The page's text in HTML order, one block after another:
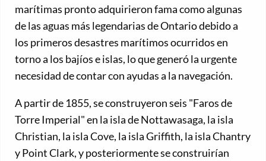
marítimas pronto adquirieron fama como algunas
de las aguas más legendarias de Ontario debido a
los primeros desastres marítimos ocurridos en
torno a los bajíos e islas, lo que generó la urgente
necesidad de contar con ayudas a la navegación.
A partir de 1855, se construyeron seis "Faros de
Torre Imperial" en la isla de Nottawasaga, la isla
Christian, la isla Cove, la isla Griffith, la isla Chantry
y Point Clark, y posteriormente se construirían